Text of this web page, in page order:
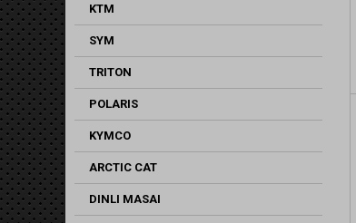
KTM
SYM
TRITON
POLARIS
KYMCO
ARCTIC CAT
DINLI MASAI